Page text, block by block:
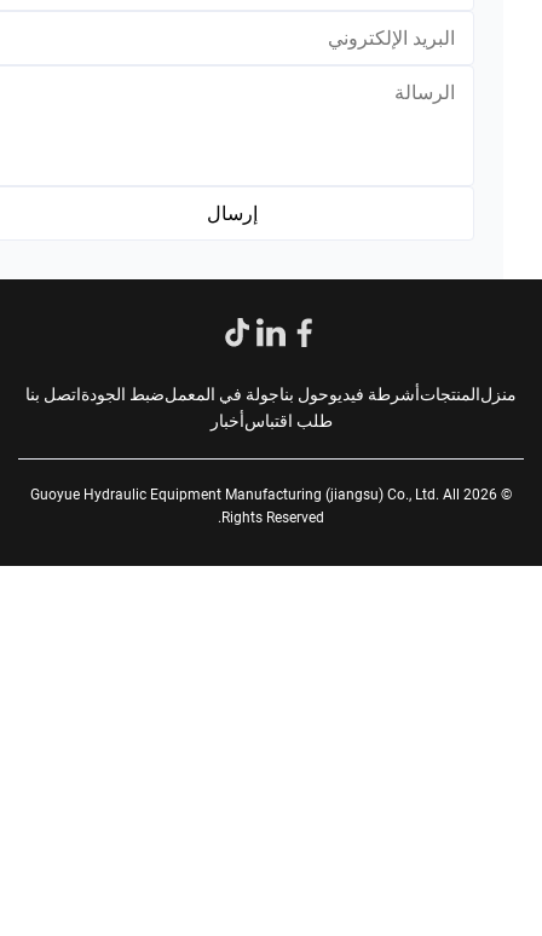
المنتجاتأشرطة فيديو حول بناجولة في المعملضبط الجودةاتصل بنا
طلب اقتباسأخبار
© 2026 Guoyue Hydraulic Equipment Manufacturing (jiangsu) Co., Ltd. All
Rights Reserved.